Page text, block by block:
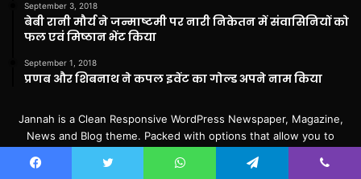
September 3, 2018
बेबी रानी मौर्य ने जन्माष्टमी पर नारी निकेतन में संवासिनियों को
फल एवं मिष्ठान भेंट किया
September 1, 2018
प्रणब और शिबनाथ ने कपल इवेंट का गोल्ड अपने नाम किया
Jannah is a Clean Responsive WordPress Newspaper, Magazine,
News and Blog theme. Packed with options that allow you to